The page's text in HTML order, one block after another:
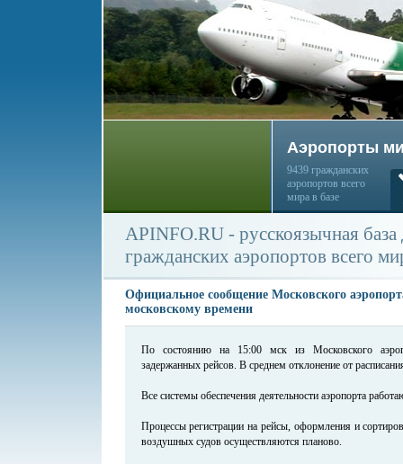
Аэропорты
9439 гражданских
аэропортов всего
мира в базе
APINFO.RU - русскоязычная
гражданских аэропортов всего
Официальное сообщение Московского
московскому времени
По состоянию на 15:00 мск из Московского
задержанных рейсов. В среднем отклонение от
Все системы обеспечения деятельности аэропорта
Процессы регистрации на рейсы, оформления и
воздушных судов осуществляются планово.